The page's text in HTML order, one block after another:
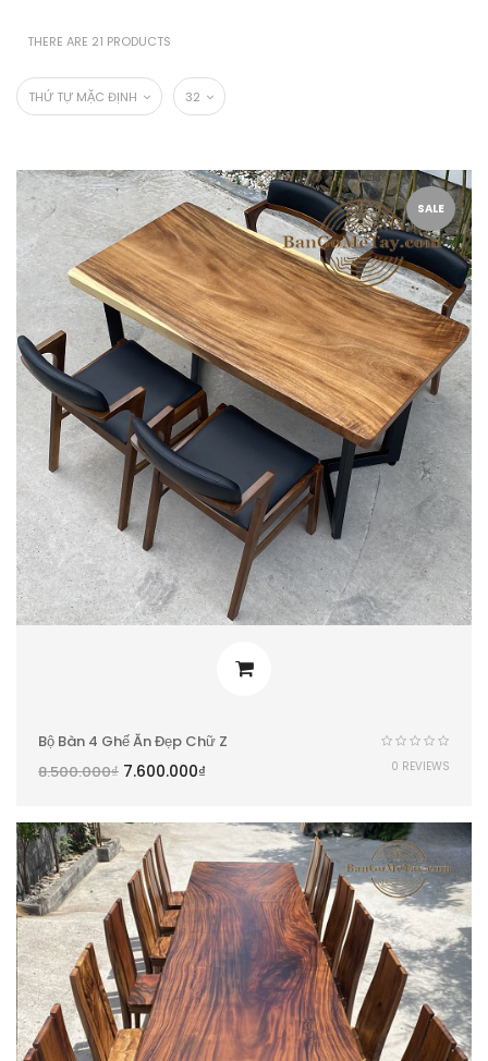
THERE ARE 21 PRODUCTS
THỨ TỰ MẶC ĐỊNH 32
SALE
Bộ Bàn 4 Ghế Ăn Đẹp Chữ Z
8.500.000₫ 7.600.000₫ 0 REVIEWS